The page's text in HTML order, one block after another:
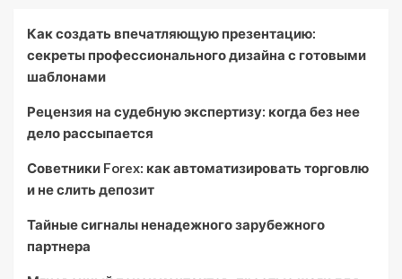
Как создать впечатляющую презентацию:
секреты профессионального дизайна с готовыми
шаблонами
Рецензия на судебную экспертизу: когда без нее
дело рассыпается
Советники Forex: как автоматизировать торговлю
и не слить депозит
Тайные сигналы ненадежного зарубежного
партнера